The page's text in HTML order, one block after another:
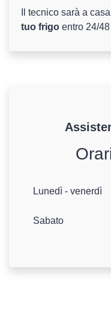
Il tecnico sarà a
tuo frigo entro 24/
Lunedì - venerdì
Sabato